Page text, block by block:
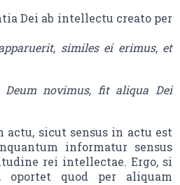
Dei ab intellectu creato per
similes ei erimus, et
Deum novimus, fit aliqua Dei
sicut sensus in actu est
informatur sensus
rei intellectae. Ergo, si
quod per aliquam